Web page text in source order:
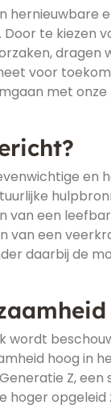
hernieuwbare
te kiezen
dragen
voor
met
en
van een
een
daarbij de
wordt
hoog in
Z,
hoger